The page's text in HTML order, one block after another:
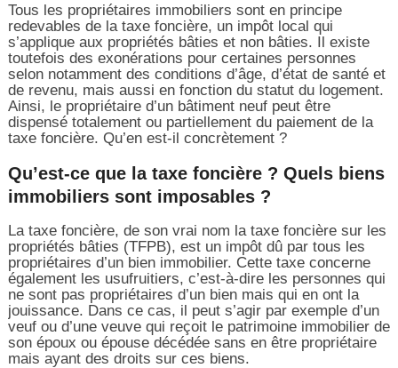
Tous les propriétaires immobiliers sont en principe
redevables de la taxe foncière, un impôt local qui
s’applique aux propriétés bâties et non bâties. Il existe
toutefois des exonérations pour certaines personnes
selon notamment des conditions d’âge, d’état de santé et
de revenu, mais aussi en fonction du statut du logement.
Ainsi, le propriétaire d’un bâtiment neuf peut être
dispensé totalement ou partiellement du paiement de la
taxe foncière. Qu’en est-il concrètement ?
Qu’est-ce que la taxe foncière ? Quels biens
immobiliers sont imposables ?
La taxe foncière, de son vrai nom la taxe foncière sur les
propriétés bâties (TFPB), est un impôt dû par tous les
propriétaires d’un bien immobilier. Cette taxe concerne
également les usufruitiers, c’est-à-dire les personnes qui
ne sont pas propriétaires d’un bien mais qui en ont la
jouissance. Dans ce cas, il peut s’agir par exemple d’un
veuf ou d’une veuve qui reçoit le patrimoine immobilier de
son époux ou épouse décédée sans en être propriétaire
mais ayant des droits sur ces biens.